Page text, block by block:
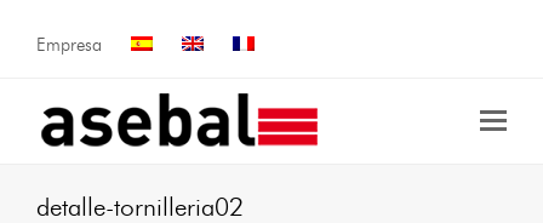
Empresa
detalle-tornilleria02